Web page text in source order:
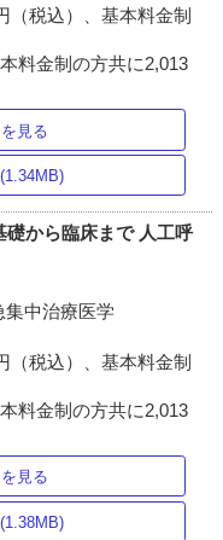
（税込）、基本料金制
料金制の方共に2,013
見る
礎から臨床まで 人工呼
集中治療医学
（税込）、基本料金制
料金制の方共に2,013
見る